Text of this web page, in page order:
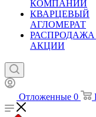
КОМПАНИИ
КВАРЦЕВЫЙ
АГЛОМЕРАТ
АКЦИИ
Отложенные 0